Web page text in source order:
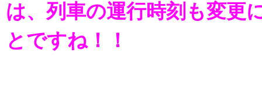
は、列車の運行時刻も変更
とですね！！